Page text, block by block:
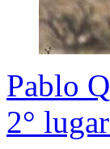
Pablo
2°